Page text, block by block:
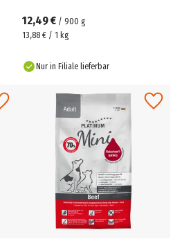
12,49 € / 900 g
13,88 € / 1 kg
Nur in Filiale lieferbar